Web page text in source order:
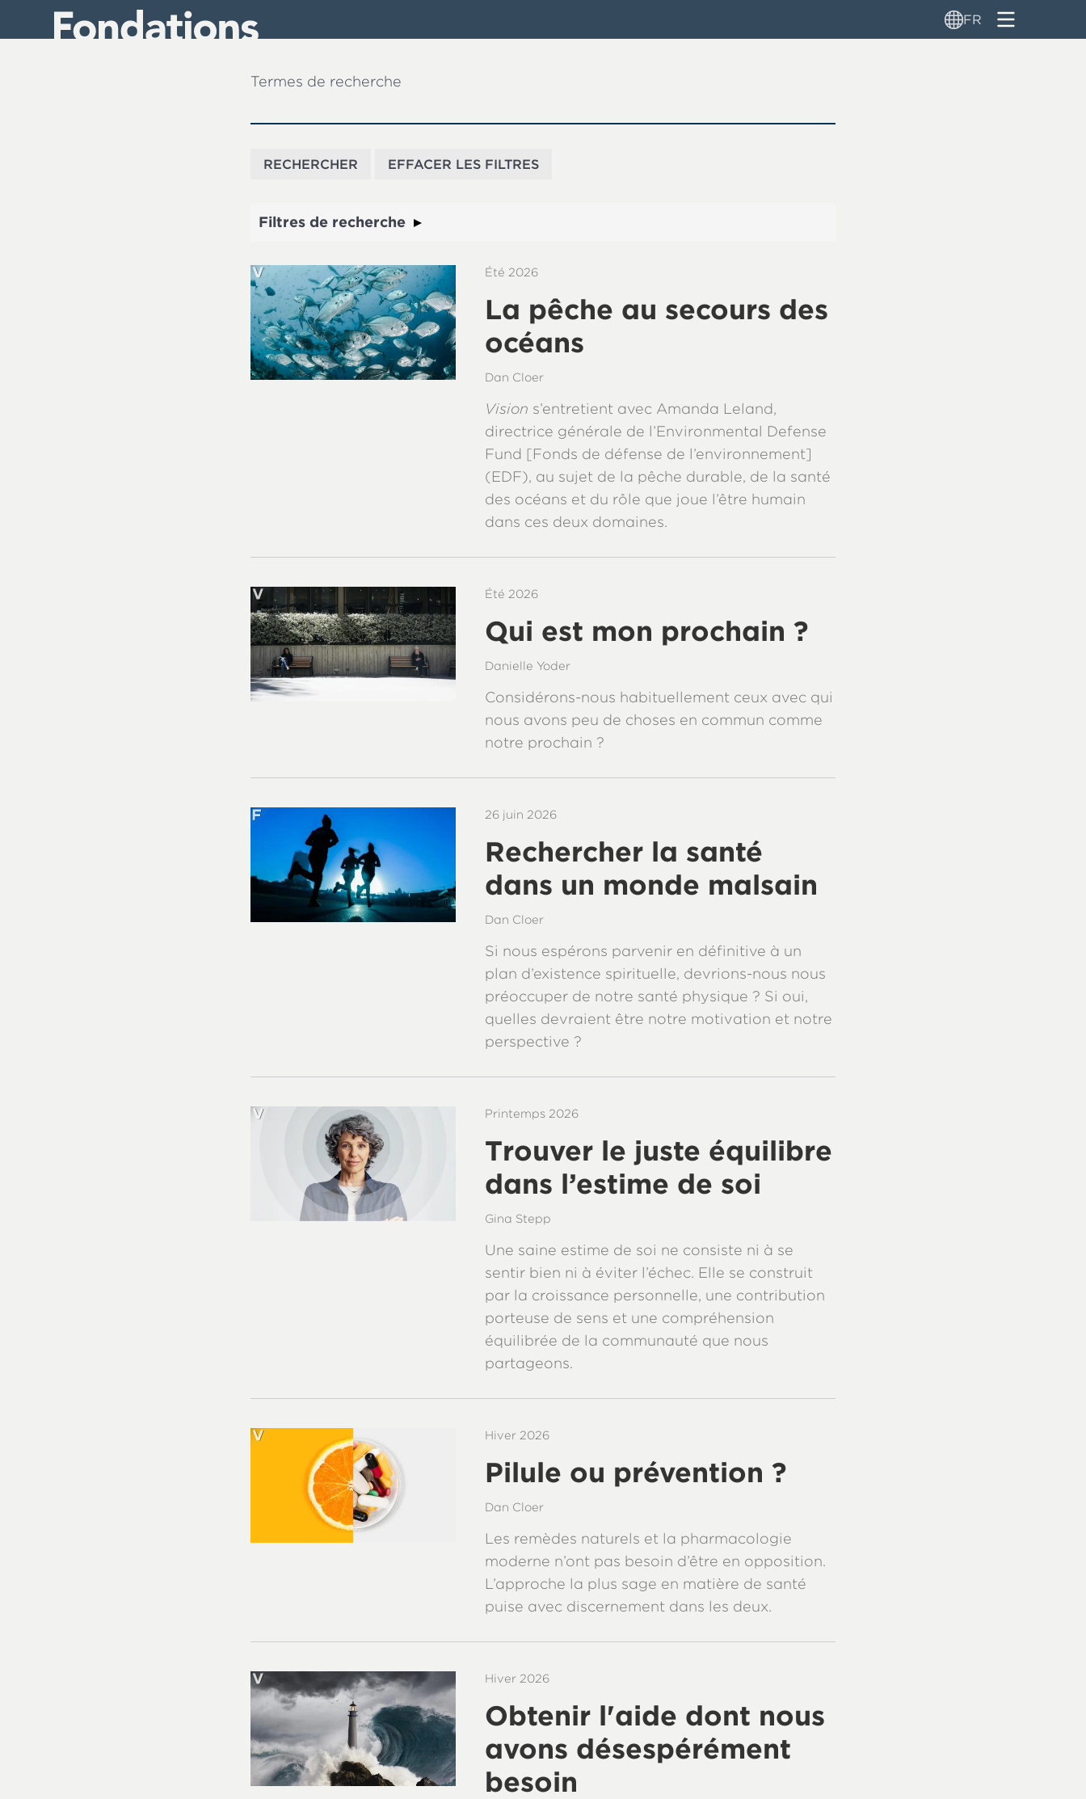
FR
Termes de recherche
Filtres de recherche
Été 2026
La pêche au secours des
océans
Dan Cloer
Vision s’entretient avec Amanda Leland,
directrice générale de l’Environmental Defense
Fund [Fonds de défense de l’environnement]
(EDF), au sujet de la pêche durable, de la santé
des océans et du rôle que joue l’être humain
dans ces deux domaines.
Été 2026
Qui est mon prochain ?
Danielle Yoder
Considérons-nous habituellement ceux avec qui
nous avons peu de choses en commun comme
notre prochain ?
26 juin 2026
Rechercher la santé
dans un monde malsain
Dan Cloer
Si nous espérons parvenir en définitive à un
plan d’existence spirituelle, devrions-nous nous
préoccuper de notre santé physique ? Si oui,
quelles devraient être notre motivation et notre
perspective ?
Printemps 2026
Trouver le juste équilibre
dans l’estime de soi
Gina Stepp
Une saine estime de soi ne consiste ni à se
sentir bien ni à éviter l’échec. Elle se construit
par la croissance personnelle, une contribution
porteuse de sens et une compréhension
équilibrée de la communauté que nous
partageons.
Hiver 2026
Pilule ou prévention ?
Dan Cloer
Les remèdes naturels et la pharmacologie
moderne n’ont pas besoin d’être en opposition.
L’approche la plus sage en matière de santé
puise avec discernement dans les deux.
Hiver 2026
Obtenir l'aide dont nous
avons désespérément
besoin